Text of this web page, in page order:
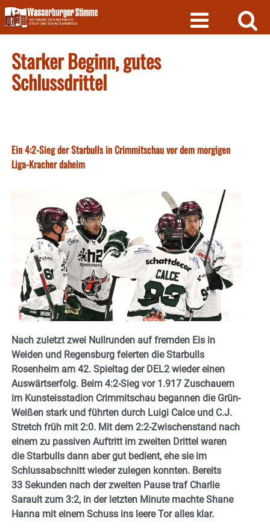
Skip
to
content
Starker Beginn, gutes
Schlussdrittel
Ein 4:2-Sieg der Starbulls in Crimmitschau vor dem morgigen
Liga-Kracher daheim
Nach zuletzt zwei Nullrunden auf fremden Eis in
Weiden und Regensburg feierten die Starbulls
Rosenheim am 42. Spieltag der DEL2 wieder einen
Auswärtserfolg. Beim 4:2-Sieg vor 1.917 Zuschauern
im Kunsteisstadion Crimmitschau begannen die Grün-
Weißen stark und führten durch Luigi Calce und C.J.
Stretch früh mit 2:0. Mit dem 2:2-Zwischenstand nach
einem zu passiven Auftritt im zweiten Drittel waren
die Starbulls dann aber gut bedient, ehe sie im
Schlussabschnitt wieder zulegen konnten. Bereits
33 Sekunden nach der zweiten Pause traf Charlie
Sarault zum 3:2, in der letzten Minute machte Shane
Hanna mit einem Schuss ins leere Tor alles klar.